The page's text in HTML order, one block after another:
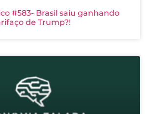
#583- Brasil saiu ganhando
de Trump?!